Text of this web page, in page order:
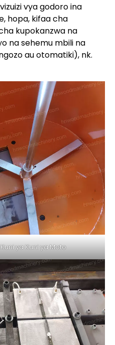
vya godoro ina
hopa, kifaa cha
kupokanzwa na
na sehemu mbili na
au otomatiki), nk.
ya Kuni ya Moto